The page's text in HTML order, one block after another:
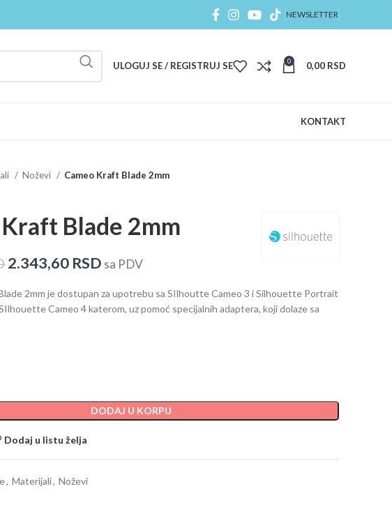
NEWSLETTER
ULOGUJ SE / REGISTRUJ SE 0 0,00 RSD
KONTAKT
Noževi Cameo Kraft Blade 2mm
Blade 2mm
2.343,60 RSD sa PDV
2mm je dostupan za upotrebu sa SIlhoutte Cameo 3 i Silhouette Portrait
Cameo 4 katerom, uz pomoć specijalnih adaptera, koji dolaze sa
DODAJ U KORPU
Dodaj u listu želja
, Materijali, Noževi